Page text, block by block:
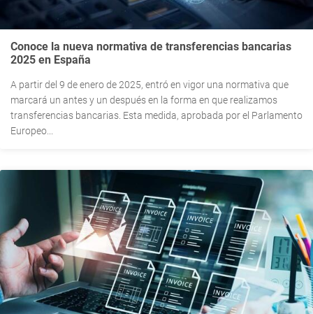
Conoce la nueva normativa de transferencias bancarias
2025 en España
A partir del 9 de enero de 2025, entró en vigor una normativa que
marcará un antes y un después en la forma en que realizamos
transferencias bancarias. Esta medida, aprobada por el Parlamento
Europeo...